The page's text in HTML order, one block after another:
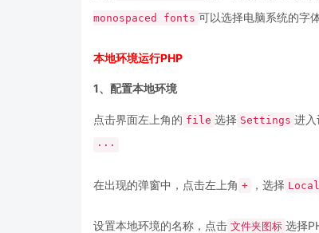
monospaced fonts 可以选择电脑系统的字体
本地环境运行PHP
1、配置本地环境
点击界面左上角的 file 选择 Settings 进入
···
在出现的弹窗中，点击左上角 + ，选择
设置本地环境的名称，点击 文件夹图标 选择